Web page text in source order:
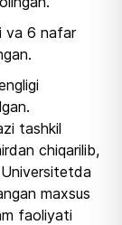
va 6 nafar
tashkil
chiqarilib,
maxsus
faoliyati